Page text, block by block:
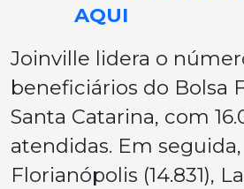
AQUI
Joinville lidera o
beneficiários do Bolsa
Santa Catarina, com
atendidas. Em
Florianópolis (14.831),